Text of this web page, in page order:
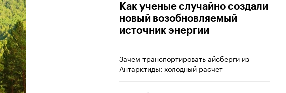
Как ученые случайно создали
новый возобновляемый
источник энергии
Зачем транспортировать айсберги из
Антарктиды: холодный расчет